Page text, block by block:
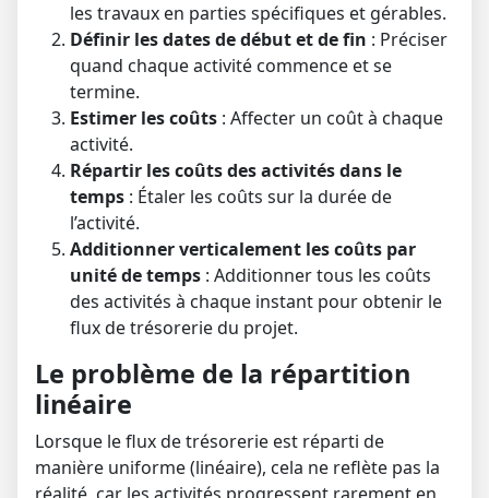
les travaux en parties spécifiques et gérables.
Définir les dates de début et de fin : Préciser
quand chaque activité commence et se
termine.
Estimer les coûts : Affecter un coût à chaque
activité.
Répartir les coûts des activités dans le
temps : Étaler les coûts sur la durée de
l’activité.
Additionner verticalement les coûts par
unité de temps : Additionner tous les coûts
des activités à chaque instant pour obtenir le
flux de trésorerie du projet.
Le problème de la répartition
linéaire
Lorsque le flux de trésorerie est réparti de
manière uniforme (linéaire), cela ne reflète pas la